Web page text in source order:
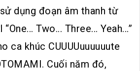
dụng đoạn âm thanh từ
Two... Three... Yeah...”
ca khúc CUUUUuuuuuute
Cuối năm đó,